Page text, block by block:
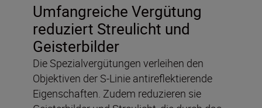
Umfangreiche Vergütung
reduziert Streulicht und
Geisterbilder
Die Spezialvergütungen verleihen den
Objektiven der S-Linie antireflektierende
Eigenschaften. Zudem reduzieren sie